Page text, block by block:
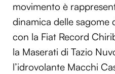
movimento è
dinamica delle sagome
con la Fiat Record
la Maserati di Tazio
l’idrovolante Macchi